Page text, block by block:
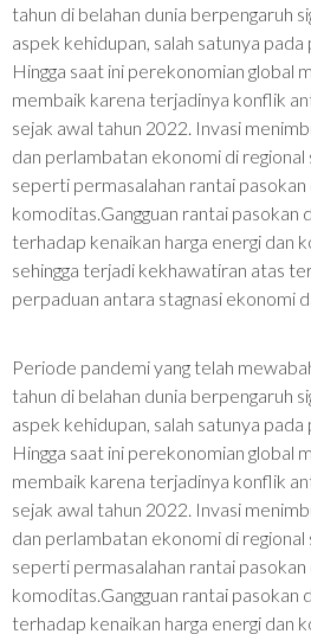
tahun di belahan dunia berpengaruh
aspek kehidupan, salah satunya
Hingga saat ini perekonomian global
membaik karena terjadinya konflik
sejak awal tahun 2022. Invasi
dan perlambatan ekonomi di
seperti permasalahan rantai pasokan
komoditas.Gangguan rantai pasokan
terhadap kenaikan harga energi dan
sehingga terjadi kekhawatiran atas
perpaduan antara stagnasi ekonomi
Periode pandemi yang telah
tahun di belahan dunia berpengaruh
aspek kehidupan, salah satunya
Hingga saat ini perekonomian global
membaik karena terjadinya konflik
sejak awal tahun 2022. Invasi
dan perlambatan ekonomi di
seperti permasalahan rantai pasokan
komoditas.Gangguan rantai pasokan
terhadap kenaikan harga energi dan